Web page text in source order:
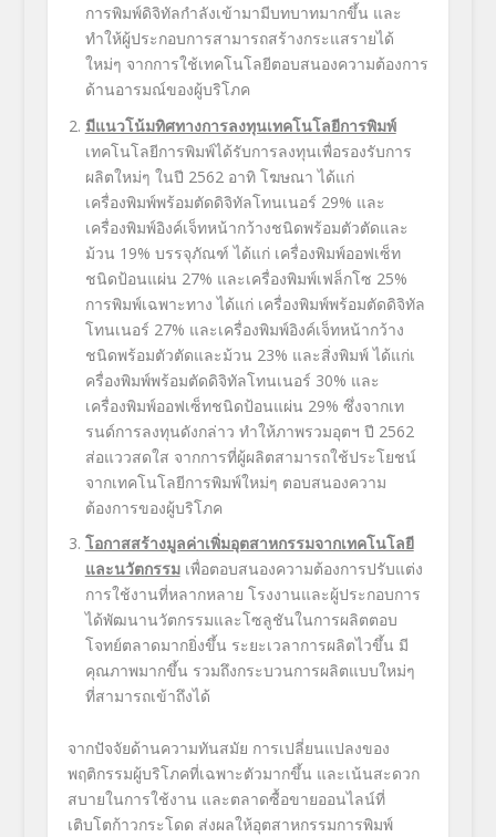
การพิมพ์ดิจิทัลกำลังเข้ามามีบทบาทมากขึ้น และ
ทำให้ผู้ประกอบการสามารถสร้างกระแสรายได้
ใหม่ๆ จากการใช้เทคโนโลยีตอบสนองความต้องการ
ด้านอารมณ์ของผู้บริโภค
มีแนวโน้มทิศทางการลงทุนเทคโนโลยีการพิมพ์
เทคโนโลยีการพิมพ์ได้รับการลงทุนเพื่อรองรับการ
ผลิตใหม่ๆ ในปี 2562 อาทิ โฆษณา ได้แก่
เครื่องพิมพ์พร้อมตัดดิจิทัลโทนเนอร์ 29% และ
เครื่องพิมพ์อิงค์เจ็ทหน้ากว้างชนิดพร้อมตัวตัดและ
ม้วน 19% บรรจุภัณฑ์ ได้แก่ เครื่องพิมพ์ออฟเซ็ท
ชนิดป้อนแผ่น 27% และเครื่องพิมพ์เฟล็กโซ 25%
การพิมพ์เฉพาะทาง ได้แก่ เครื่องพิมพ์พร้อมตัดดิจิทัล
โทนเนอร์ 27% และเครื่องพิมพ์อิงค์เจ็ทหน้ากว้าง
ชนิดพร้อมตัวตัดและม้วน 23% และสิ่งพิมพ์ ได้แก่เ
ครื่องพิมพ์พร้อมตัดดิจิทัลโทนเนอร์ 30% และ
เครื่องพิมพ์ออฟเซ็ทชนิดป้อนแผ่น 29% ซึ่งจากเท
รนด์การลงทุนดังกล่าว ทำให้ภาพรวมอุตฯ ปี 2562
ส่อแววสดใส จากการที่ผู้ผลิตสามารถใช้ประโยชน์
จากเทคโนโลยีการพิมพ์ใหม่ๆ ตอบสนองความ
ต้องการของผู้บริโภค
โอกาสสร้างมูลค่าเพิ่มอุตสาหกรรมจากเทคโนโลยี
และนวัตกรรมเพื่อตอบสนองความต้องการปรับแต่ง
การใช้งานที่หลากหลาย โรงงานและผู้ประกอบการ
ได้พัฒนานวัตกรรมและโซลูชันในการผลิตตอบ
โจทย์ตลาดมากยิ่งขึ้น ระยะเวลาการผลิตไวขึ้น มี
คุณภาพมากขึ้น รวมถึงกระบวนการผลิตแบบใหม่ๆ
ที่สามารถเข้าถึงได้
จากปัจจัยด้านความทันสมัย การเปลี่ยนแปลงของ
พฤติกรรมผู้บริโภคที่เฉพาะตัวมากขึ้น และเน้นสะดวก
สบายในการใช้งาน และตลาดซื้อขายออนไลน์ที่
เติบโตก้าวกระโดด ส่งผลให้อุตสาหกรรมการพิมพ์